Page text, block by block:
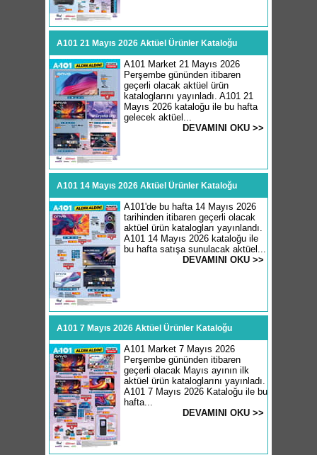
A101 21 Mayıs 2026 Aktüel Ürünler Kataloğu
A101 Market 21 Mayıs 2026
Perşembe gününden itibaren
geçerli olacak aktüel ürün
kataloglarını yayınladı. A101 21
Mayıs 2026 kataloğu ile bu hafta
gelecek aktüel...
DEVAMINI OKU >>
A101 14 Mayıs 2026 Aktüel Ürünler Kataloğu
A101'de bu hafta 14 Mayıs 2026
tarihinden itibaren geçerli olacak
aktüel ürün katalogları yayınlandı.
A101 14 Mayıs 2026 kataloğu ile
bu hafta satışa sunulacak aktüel...
DEVAMINI OKU >>
A101 7 Mayıs 2026 Aktüel Ürünler Kataloğu
A101 Market 7 Mayıs 2026
Perşembe gününden itibaren
geçerli olacak Mayıs ayının ilk
aktüel ürün kataloglarını yayınladı.
A101 7 Mayıs 2026 Kataloğu ile bu
hafta...
DEVAMINI OKU >>